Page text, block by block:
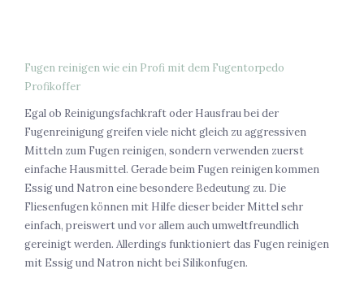
Fugen reinigen wie ein Profi mit dem Fugentorpedo
Profikoffer
Egal ob Reinigungsfachkraft oder Hausfrau bei der
Fugenreinigung greifen viele nicht gleich zu aggressiven
Mitteln zum Fugen reinigen, sondern verwenden zuerst
einfache Hausmittel. Gerade beim Fugen reinigen kommen
Essig und Natron eine besondere Bedeutung zu. Die
Fliesenfugen können mit Hilfe dieser beider Mittel sehr
einfach, preiswert und vor allem auch umweltfreundlich
gereinigt werden. Allerdings funktioniert das Fugen reinigen
mit Essig und Natron nicht bei Silikonfugen.